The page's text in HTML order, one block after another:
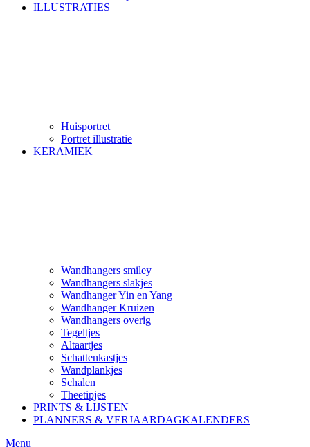
ILLUSTRATIES
Huisportret
Portret illustratie
KERAMIEK
Wandhangers smiley
Wandhangers slakjes
Wandhanger Yin en Yang
Wandhanger Kruizen
Wandhangers overig
Tegeltjes
Altaartjes
Schattenkastjes
Wandplankjes
Schalen
Theetipjes
PRINTS & LIJSTEN
PLANNERS & VERJAARDAGKALENDERS
Menu